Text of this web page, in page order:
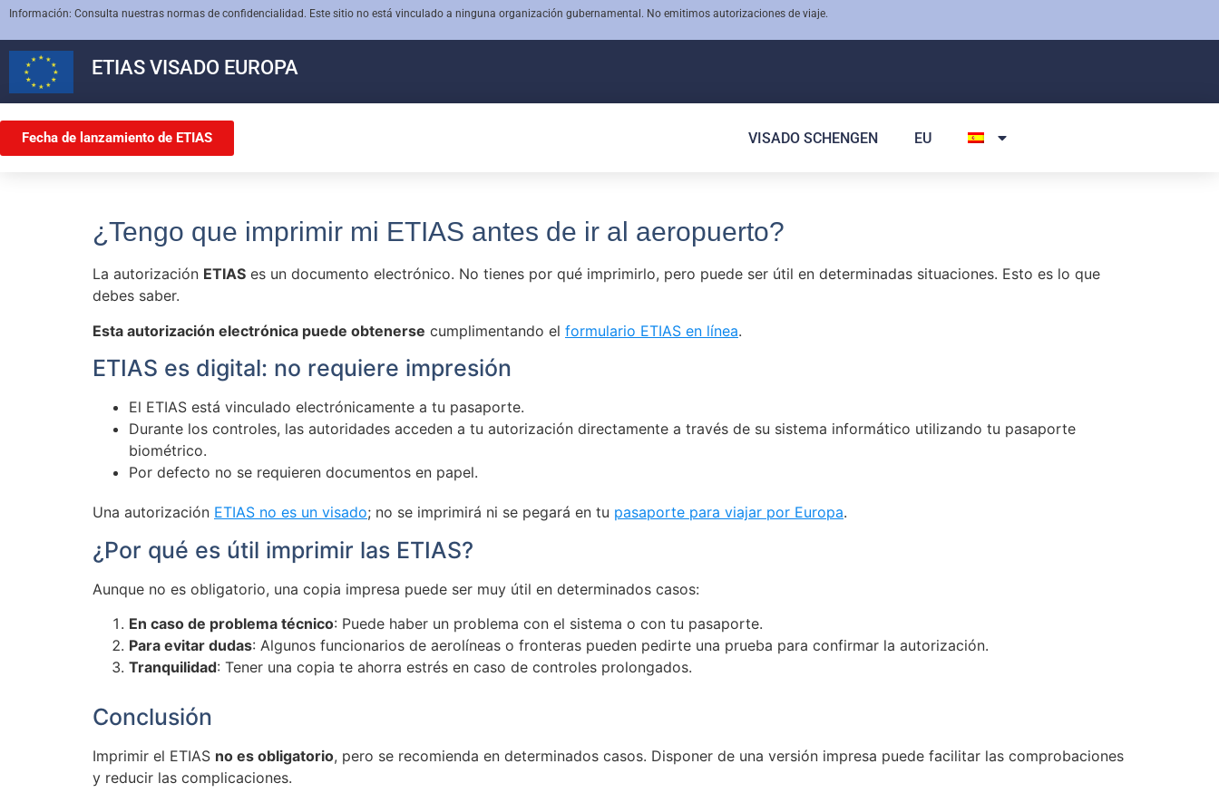
Información: Consulta nuestras normas de confidencialidad. Este sitio no está vinculado a ninguna organización gubernamental. No emitimos autorizaciones de viaje.
ETIAS VISADO EUROPA
Fecha de lanzamiento de ETIAS VISADO SCHENGEN EU
¿Tengo que imprimir mi ETIAS antes de ir al aeropuerto?
La autorización ETIAS es un documento electrónico. No tienes por qué imprimirlo, pero puede ser útil en determinadas situaciones. Esto es lo que
debes saber.
Esta autorización electrónica puede obtenerse cumplimentando el formulario ETIAS en línea.
ETIAS es digital: no requiere impresión
El ETIAS está vinculado electrónicamente a tu pasaporte.
Durante los controles, las autoridades acceden a tu autorización directamente a través de su sistema informático utilizando tu pasaporte
biométrico.
Por defecto no se requieren documentos en papel.
Una autorización ETIAS no es un visado; no se imprimirá ni se pegará en tu pasaporte para viajar por Europa.
¿Por qué es útil imprimir las ETIAS?
Aunque no es obligatorio, una copia impresa puede ser muy útil en determinados casos:
En caso de problema técnico: Puede haber un problema con el sistema o con tu pasaporte.
Para evitar dudas: Algunos funcionarios de aerolíneas o fronteras pueden pedirte una prueba para confirmar la autorización.
Tranquilidad: Tener una copia te ahorra estrés en caso de controles prolongados.
Conclusión
Imprimir el ETIAS no es obligatorio, pero se recomienda en determinados casos. Disponer de una versión impresa puede facilitar las comprobaciones
y reducir las complicaciones.